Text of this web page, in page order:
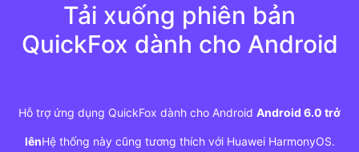
Tải xuống phiên bản
QuickFox dành cho Android
Hỗ trợ ứng dụng QuickFox dành cho Android Android 6.0 trở
lênHệ thống này cũng tương thích với Huawei HarmonyOS.